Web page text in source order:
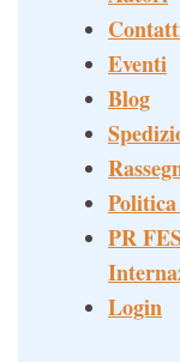
Eventi
Blog
PR
Login